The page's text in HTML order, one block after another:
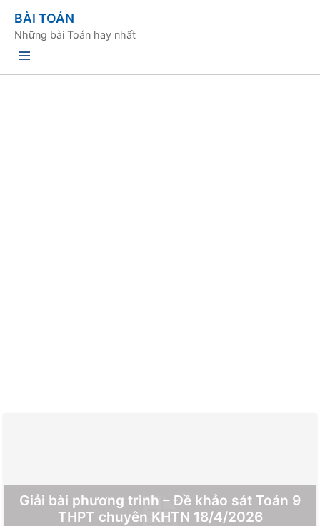
BÀI TOÁN
Những bài Toán hay nhất
Giải bài phương trình – Đề khảo sát Toán 9
THPT chuyên KHTN 18/4/2026